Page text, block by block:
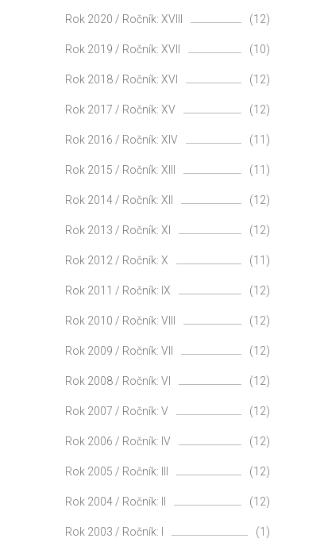
Rok 2020 / Ročník: XVIII (12)
Rok 2019 / Ročník: XVII (10)
Rok 2018 / Ročník: XVI (12)
Rok 2017 / Ročník: XV (12)
Rok 2016 / Ročník: XIV (11)
Rok 2015 / Ročník: XIII (11)
Rok 2014 / Ročník: XII (12)
Rok 2013 / Ročník: XI (12)
Rok 2012 / Ročník: X (11)
Rok 2011 / Ročník: IX (12)
Rok 2010 / Ročník: VIII (12)
Rok 2009 / Ročník: VII (12)
Rok 2008 / Ročník: VI (12)
Rok 2007 / Ročník: V (12)
Rok 2006 / Ročník: IV (12)
Rok 2005 / Ročník: III (12)
Rok 2004 / Ročník: II (12)
Rok 2003 / Ročník: I (1)